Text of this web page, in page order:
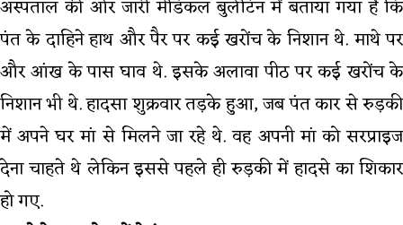
अस्पताल की ओर जारी मेडिकल बुलेटिन में बताया गया है कि
पंत के दाहिने हाथ और पैर पर कई खरोंच के निशान थे. माथे पर
और आंख के पास घाव थे. इसके अलावा पीठ पर कई खरोंच के
निशान भी थे. हादसा शुक्रवार तड़के हुआ, जब पंत कार से रुड़की
में अपने घर मां से मिलने जा रहे थे. वह अपनी मां को सरप्राइज
देना चाहते थे लेकिन इससे पहले ही रुड़की में हादसे का शिकार
हो गए.